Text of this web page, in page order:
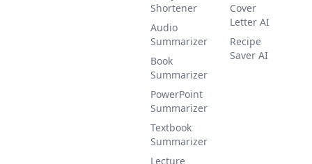
Shortener
Audio
Summarizer
Book
Summarizer
PowerPoint
Summarizer
Textbook
Summarizer
Lecture
Cover
Letter AI
Recipe
Saver AI